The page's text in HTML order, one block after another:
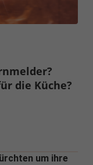
die Küche?
um ihre